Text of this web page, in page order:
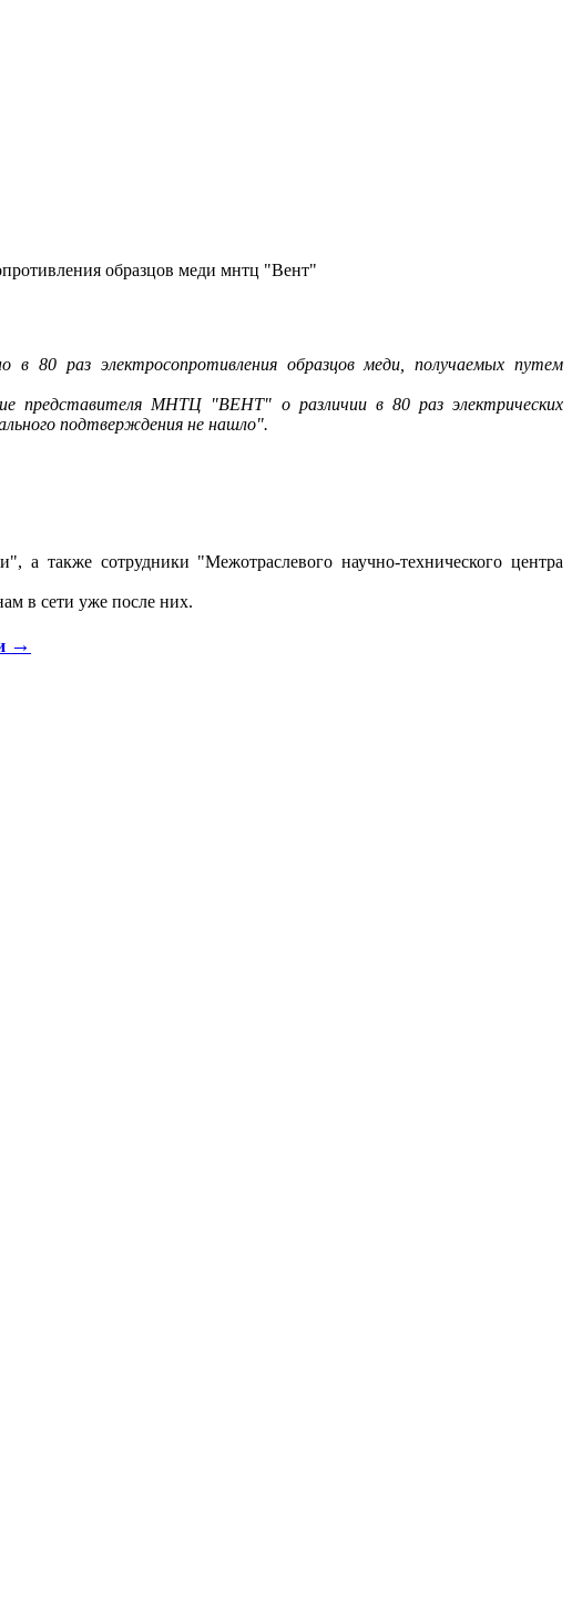
образцов меди мнтц "Вент"
80 раз электросопротивления образцов меди, получаемых путем
представителя МНТЦ "ВЕНТ" о различии в 80 раз электрических
подтверждения не нашло".
а также сотрудники "Межотраслевого научно-технического центра
в сети уже после них.
→